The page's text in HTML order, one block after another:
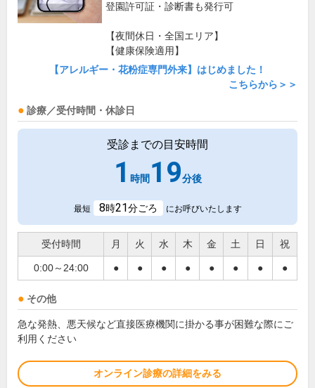
登園許可証・診断書も発行可
【夜間休日・全国エリア】
【健康保険適用】
【アレルギー・花粉症専門外来】はじめました！
こちらから＞＞
診療／受付時間・休診日
受診までの目安時間
1 時間19分後
最短 8時21分ごろ にお呼びいたします
受付時間 月 火 水 木 金 土 日 祝
0:00～24:00 ● ● ● ● ● ● ● ●
その他
急な発熱、悪天候など直接医療機関に掛かる事が困難な際にご
利用ください
オンライン診療の詳細をみる